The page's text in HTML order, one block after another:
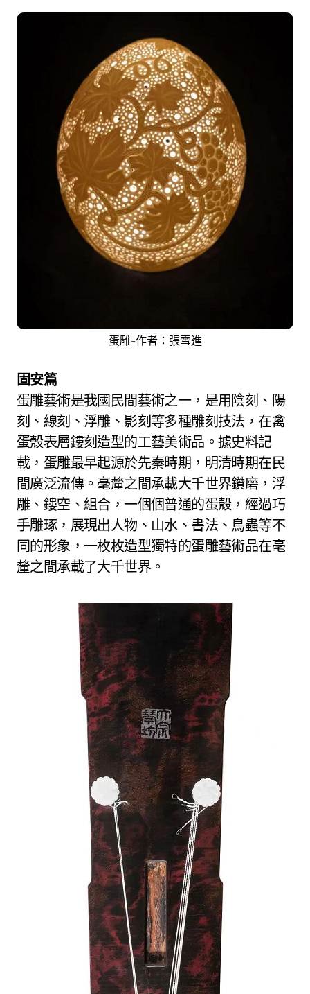
蛋雕-作者：張雪進
固安篇
蛋雕藝術是我國民間藝術之一，是用陰刻、陽
刻、線刻、浮雕、影刻等多種雕刻技法，在禽
蛋殼表層鏤刻造型的工藝美術品。據史料記
載，蛋雕最早起源於先秦時期，明清時期在民
間廣泛流傳。毫釐之間承載大千世界鑽磨，浮
雕、鏤空、組合，一個個普通的蛋殼，經過巧
手雕琢，展現出人物、山水、書法、鳥蟲等不
同的形象，一枚枚造型獨特的蛋雕藝術品在毫
釐之間承載了大千世界。